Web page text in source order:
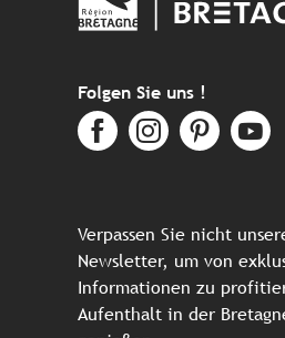
Folgen Sie uns !
Verpassen Sie nicht
Newsletter, um von
Informationen zu
Aufenthalt in der